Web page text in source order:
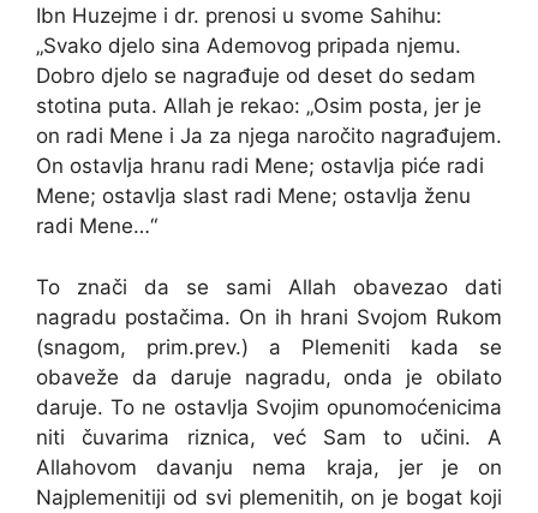
Ibn Huzejme i dr. prenosi u svome Sahihu:
„Svako djelo sina Ademovog pripada njemu.
Dobro djelo se nagrađuje od deset do sedam
stotina puta. Allah je rekao: „Osim posta, jer je
on radi Mene i Ja za njega naročito nagrađujem.
On ostavlja hranu radi Mene; ostavlja piće radi
Mene; ostavlja slast radi Mene; ostavlja ženu
radi Mene…“
To znači da se sami Allah obavezao dati
nagradu postačima. On ih hrani Svojom Rukom
(snagom, prim.prev.) a Plemeniti kada se
obaveže da daruje nagradu, onda je obilato
daruje. To ne ostavlja Svojim opunomoćenicima
niti čuvarima riznica, već Sam to učini. A
Allahovom davanju nema kraja, jer je on
Najplemenitiji od svi plemenitih, on je bogat koji